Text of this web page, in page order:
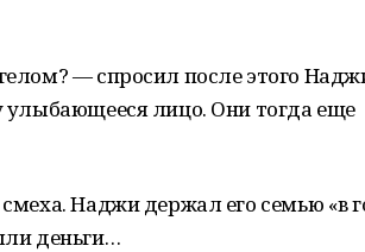
— спросил после этого
улыбающееся лицо. Они тогда еще
Наджи держал его семью «в
деньги…